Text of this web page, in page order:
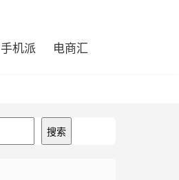
手机派 电商汇
搜索